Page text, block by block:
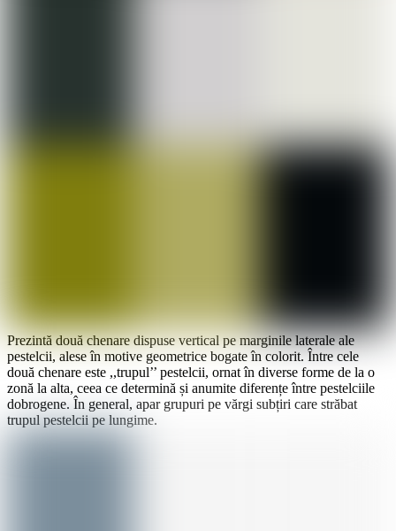
Prezintă două chenare dispuse vertical pe marginile laterale ale
pestelcii, alese în motive geometrice bogate în colorit. Între cele
două chenare este ,,trupul’’ pestelcii, ornat în diverse forme de la o
zonă la alta, ceea ce determină și anumite diferențe între pestelciile
dobrogene. În general, apar grupuri pe vărgi subțiri care străbat
trupul pestelcii pe lungime.